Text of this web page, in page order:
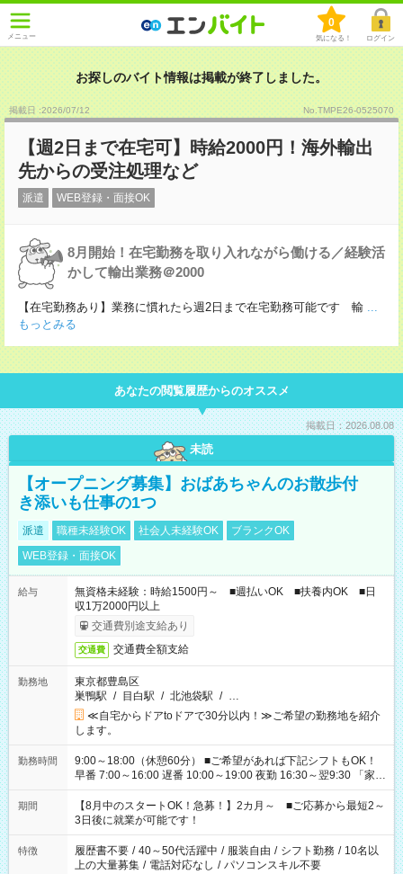
メニュー
0
気になる！ ログイン
お探しのバイト情報は掲載が終了しました。
掲載日 :2026/07/12 No.TMPE26-0525070
【週2日まで在宅可】時給2000円！海外輸出
先からの受注処理など
派遣 WEB登録・面接OK
8月開始！在宅勤務を取り入れながら働ける／経験活
かして輸出業務＠2000
【在宅勤務あり】業務に慣れたら週2日まで在宅勤務可能です 輸 ...
もっとみる
あなたの閲覧履歴からのオススメ
掲載日：2026.08.08
未読
【オープニング募集】おばあちゃんのお散歩付
き添いも仕事の1つ
派遣 職種未経験OK 社会人未経験OK
ブランクOK
WEB登録・面接OK
給与
無資格未経験：時給1500円～ ■週払いOK ■扶養内OK ■日
収1万2000円以上
交通費別途支給あり
交通費 交通費全額支給
勤務地
東京都豊島区
巣鴨駅 / 目白駅 / 北池袋駅 / …
≪自宅からドアtoドアで30分以内！≫ご希望の勤務地を紹介
します。
勤務時間
9:00～18:00（休憩60分） ■ご希望があれば下記シフトもOK！
早番 7:00～16:00 遅番 10:00～19:00 夜勤 16:30～翌9:30 「家族
と休みを合わせたい」 「余裕を持って夕飯の準備がしたい」
「できれば残業はしたくない」 など、ご希望を教えてください
ね。 ※Wワーク希望の方へ 今ご覧のお仕事で希望する勤務時間
と、もう1つのお仕事の勤務時間。 合計で週40時間を超える場
合は応募できません。
期間
【8月中のスタートOK！急募！】2カ月～ ■ご応募から最短2～
3日後に就業が可能です！
特徴 履歴書不要 / 40～50代活躍中 / 服装自由 / シフト勤務 / 10名以
上の大量募集 / 電話対応なし / パソコンスキル不要